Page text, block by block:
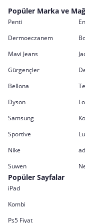
Popüler Marka ve
Penti
Dermoeczanem
Mavi Jeans
Gürgençler
Bellona
Dyson
Samsung
Sportive
Nike
Suwen
Popüler Sayfalar
iPad
Kombi
Ps5 Fiyat